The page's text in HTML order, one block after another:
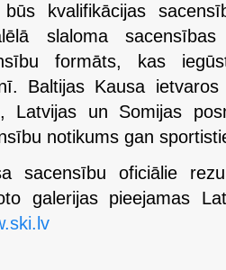
kvalifikācijas
slaloma
formāts, kas
Baltijas Kausa
Latvijas un Somijas
notikums gan
sacensību oficiālie
galerijas pieejamas